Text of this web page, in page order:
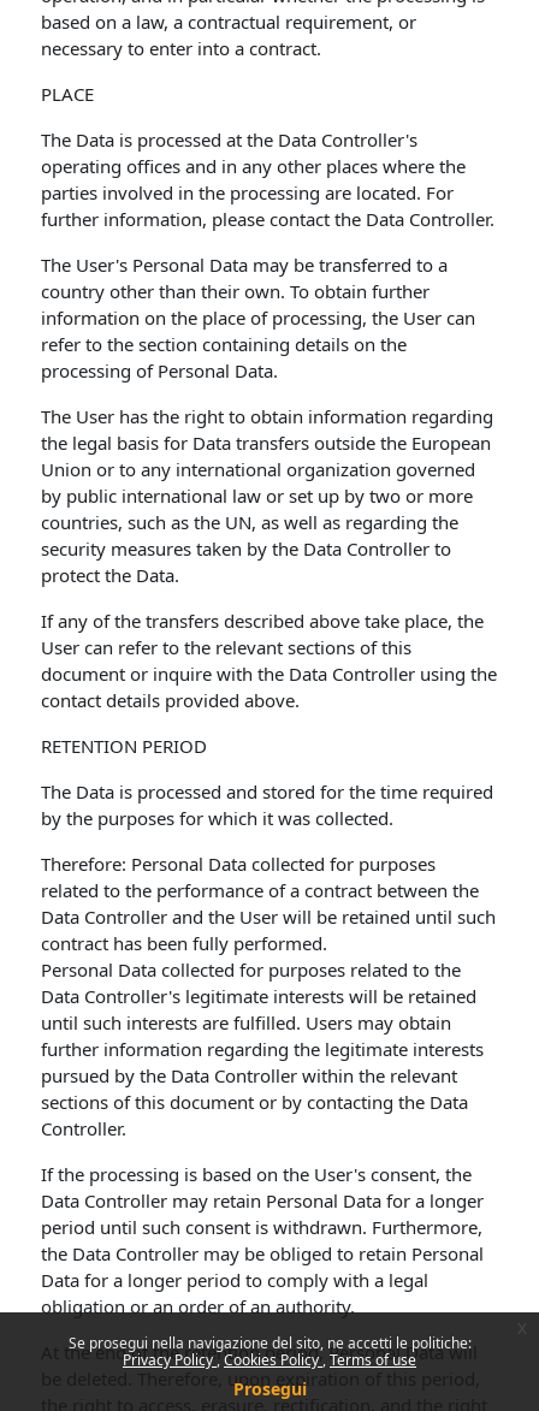
Se prosegui nella navigazione del sito, ne accetti le politiche:
Privacy Policy Cookies Policy Terms of use
Prosegui
based on a law, a contractual requirement, or
necessary to enter into a contract.
PLACE
The Data is processed at the Data Controller's
operating offices and in any other places where the
parties involved in the processing are located. For
further information, please contact the Data Controller.
The User's Personal Data may be transferred to a
country other than their own. To obtain further
information on the place of processing, the User can
refer to the section containing details on the
processing of Personal Data.
The User has the right to obtain information regarding
the legal basis for Data transfers outside the European
Union or to any international organization governed
by public international law or set up by two or more
countries, such as the UN, as well as regarding the
security measures taken by the Data Controller to
protect the Data.
If any of the transfers described above take place, the
User can refer to the relevant sections of this
document or inquire with the Data Controller using the
contact details provided above.
RETENTION PERIOD
The Data is processed and stored for the time required
by the purposes for which it was collected.
Therefore: Personal Data collected for purposes
related to the performance of a contract between the
Data Controller and the User will be retained until such
contract has been fully performed.
Personal Data collected for purposes related to the
Data Controller's legitimate interests will be retained
until such interests are fulfilled. Users may obtain
further information regarding the legitimate interests
pursued by the Data Controller within the relevant
sections of this document or by contacting the Data
Controller.
If the processing is based on the User's consent, the
Data Controller may retain Personal Data for a longer
period until such consent is withdrawn. Furthermore,
the Data Controller may be obliged to retain Personal
Data for a longer period to comply with a legal
obligation or an order of an authority.
At the end of the retention period, Personal Data will
be deleted. Therefore, upon expiration of this period,
the right to access, erasure, rectification, and the right